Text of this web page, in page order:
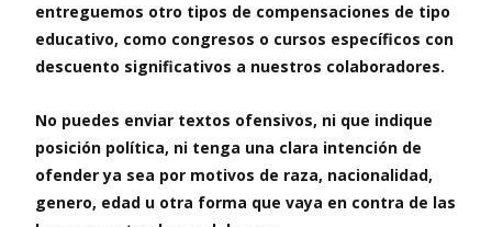
entreguemos otro tipos de compensaciones de tipo
educativo, como congresos o cursos específicos con
descuento significativos a nuestros colaboradores.
No puedes enviar textos ofensivos, ni que indique
posición política, ni tenga una clara intención de
ofender ya sea por motivos de raza, nacionalidad,
genero, edad u otra forma que vaya en contra de las